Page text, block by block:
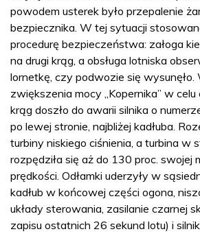
powodem usterek było przepalenie
bezpiecznika. W tej sytuacji
procedurę bezpieczeństwa: załoga
na drugi krąg, a obsługa lotniska
lornetkę, czy podwozie się wysunęło.
zwiększenia mocy „Kopernika” w celu
krąg doszło do awarii silnika o
po lewej stronie, najbliżej kadłuba.
turbiny niskiego ciśnienia, a turbina w
rozpędziła się aż do 130 proc. swojej
prędkości. Odłamki uderzyły w
kadłub w końcowej części ogona,
układy sterowania, zasilanie czarnej
zapisu ostatnich 26 sekund lotu) i silnik